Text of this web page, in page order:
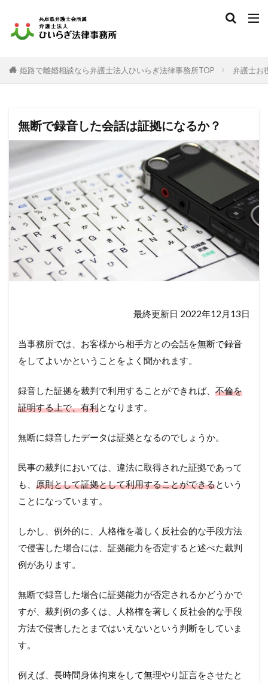
姫路で離婚相談なら弁護士法人ひいらぎ法律事務所TOP 弁護士お
無断で録音した会話は証拠になるか？
最終更新日 2022年12月13日
当事務所では、お客様から相手方との会話を無断で録音
をしてよいかということをよく聞かれます。
録音した証拠を裁判で利用することができれば、 不倫を
証明する上で、有利となります。
無断に録音したデータは証拠となるのでしょうか。
民事の裁判においては、違法に取得された証拠であって
も、 原則として証拠として利用することができるという
ことになっています。
しかし、例外的に、人格権を著しく反社会的な手段方法
で侵害した場合には、証拠能力を否定すると述べた裁判
例があります。
無断で録音した場合に証拠能力が否定されるかどうかで
すが、裁判例の多くは、人格権を著しく反社会的な手段
方法で侵害したとまではいえないという判断をしていま
す。
例えば、長時間身体拘束をして無理やり証言をさせたと